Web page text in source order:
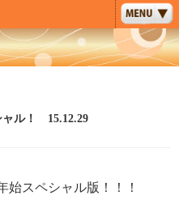
ャル！ 15.12.29
スペシャル版！！！